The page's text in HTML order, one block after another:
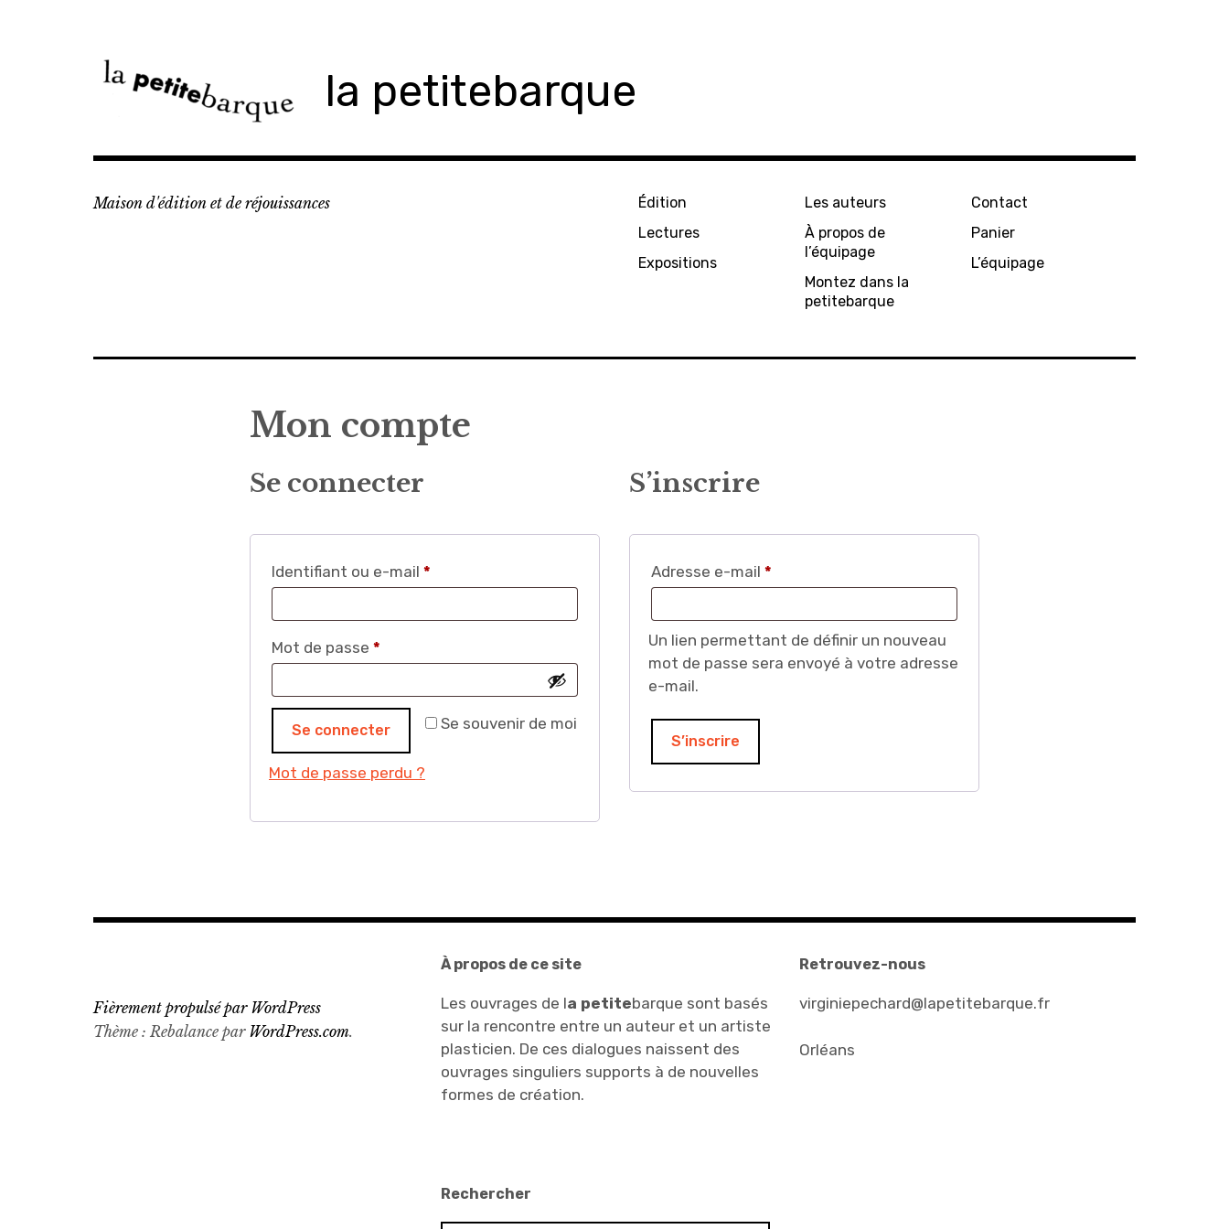
la petitebarque
Maison d'édition et de réjouissances
Édition
Lectures
Expositions
Les auteurs
À propos de
l’équipage
Montez dans la
petitebarque
Contact
Panier
L’équipage
Mon compte
Se connecter
Identifiant ou e-mail *
Mot de passe *
Se souvenir de moi
Se connecter
Mot de passe perdu ?
S’inscrire
Adresse e-mail *Obligatoire
Un lien permettant de définir un nouveau
mot de passe sera envoyé à votre adresse
e-mail.
S’inscrire
À propos de ce site
Les ouvrages de la petitebarque sont basés
sur la rencontre entre un auteur et un artiste
plasticien. De ces dialogues naissent des
ouvrages singuliers supports à de nouvelles
formes de création.
Retrouvez-nous
virginiepechard@lapetitebarque.fr
Orléans
Rechercher
Fièrement propulsé par WordPress
Thème : Rebalance par WordPress.com.